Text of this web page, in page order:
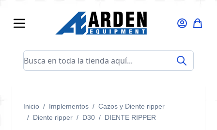
Busca en toda la tienda aquí...
Inicio / Implementos / Cazos y Diente ripper
/ Diente ripper / D30 / DIENTE RIPPER